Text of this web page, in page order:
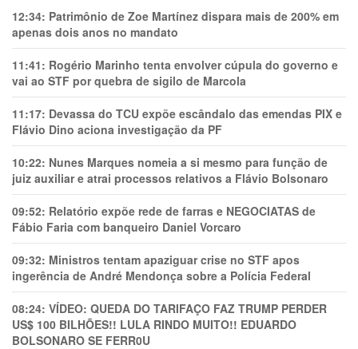
12:34: Patrimônio de Zoe Martínez dispara mais de 200% em
apenas dois anos no mandato
11:41: Rogério Marinho tenta envolver cúpula do governo e
vai ao STF por quebra de sigilo de Marcola
11:17: Devassa do TCU expõe escândalo das emendas PIX e
Flávio Dino aciona investigação da PF
10:22: Nunes Marques nomeia a si mesmo para função de
juiz auxiliar e atrai processos relativos a Flávio Bolsonaro
09:52: Relatório expõe rede de farras e NEGOCIATAS de
Fábio Faria com banqueiro Daniel Vorcaro
09:32: Ministros tentam apaziguar crise no STF apos
ingerência de André Mendonça sobre a Polícia Federal
08:24: VÍDEO: QUEDA DO TARIFAÇO FAZ TRUMP PERDER
US$ 100 BILHÕES!! LULA RINDO MUITO!! EDUARDO
BOLSONARO SE FERR0U